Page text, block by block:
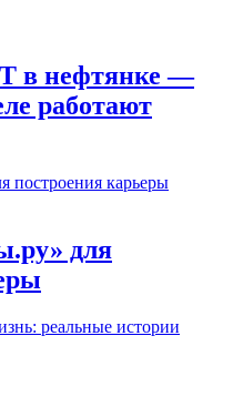
в нефтянке —
работают
для